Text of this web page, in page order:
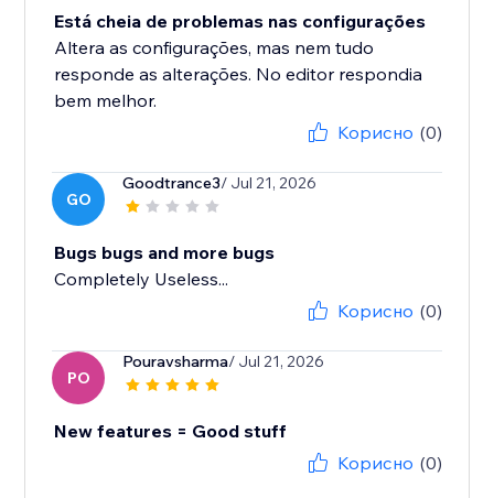
Está cheia de problemas nas configurações
Altera as configurações, mas nem tudo
responde as alterações. No editor respondia
bem melhor.
Корисно (0)
GO
Goodtrance3/ Jul 21, 2026
Bugs bugs and more bugs
Completely Useless...
Корисно (0)
PO
Pouravsharma/ Jul 21, 2026
New features = Good stuff
Корисно (0)